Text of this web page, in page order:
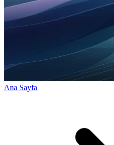
Ana Sayfa